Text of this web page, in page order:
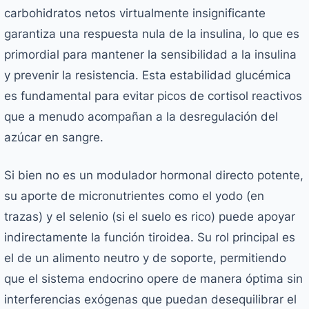
carbohidratos netos virtualmente insignificante
garantiza una respuesta nula de la insulina, lo que es
primordial para mantener la sensibilidad a la insulina
y prevenir la resistencia. Esta estabilidad glucémica
es fundamental para evitar picos de cortisol reactivos
que a menudo acompañan a la desregulación del
azúcar en sangre.
Si bien no es un modulador hormonal directo potente,
su aporte de micronutrientes como el yodo (en
trazas) y el selenio (si el suelo es rico) puede apoyar
indirectamente la función tiroidea. Su rol principal es
el de un alimento neutro y de soporte, permitiendo
que el sistema endocrino opere de manera óptima sin
interferencias exógenas que puedan desequilibrar el